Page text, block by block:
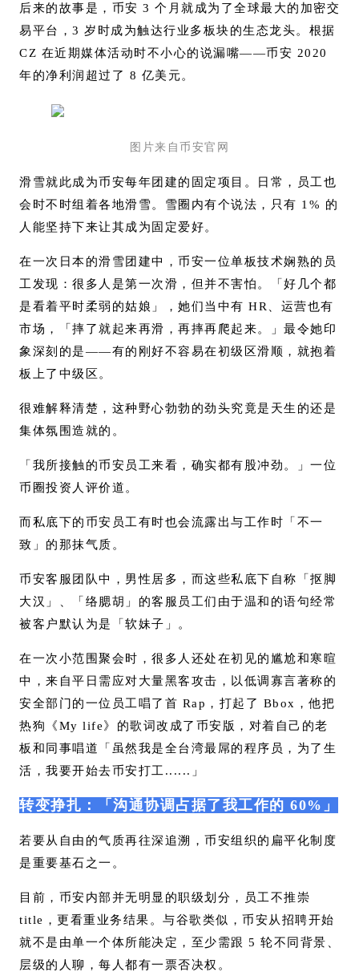
后来的故事是，币安 3 个月就成为了全球最大的加密交
易平台，3 岁时成为触达行业多板块的生态龙头。根据
CZ 在近期媒体活动时不小心的说漏嘴——币安 2020
年的净利润超过了 8 亿美元。
图片来自币安官网
滑雪就此成为币安每年团建的固定项目。日常，员工也
会时不时组着各地滑雪。雪圈内有个说法，只有 1% 的
人能坚持下来让其成为固定爱好。
在一次日本的滑雪团建中，币安一位单板技术娴熟的员
工发现：很多人是第一次滑，但并不害怕。「好几个都
是看着平时柔弱的姑娘」，她们当中有 HR、运营也有
市场，「摔了就起来再滑，再摔再爬起来。」最令她印
象深刻的是——有的刚好不容易在初级区滑顺，就抱着
板上了中级区。
很难解释清楚，这种野心勃勃的劲头究竟是天生的还是
集体氛围造就的。
「我所接触的币安员工来看，确实都有股冲劲。」一位
币圈投资人评价道。
而私底下的币安员工有时也会流露出与工作时「不一
致」的那抹气质。
币安客服团队中，男性居多，而这些私底下自称「抠脚
大汉」、「络腮胡」的客服员工们由于温和的语句经常
被客户默认为是「软妹子」。
在一次小范围聚会时，很多人还处在初见的尴尬和寒暄
中，来自平日需应对大量黑客攻击，以低调寡言著称的
安全部门的一位员工唱了首 Rap，打起了 Bbox，他把
热狗《My life》的歌词改成了币安版，对着自己的老
板和同事唱道「虽然我是全台湾最屌的程序员，为了生
活，我要开始去币安打工......」
转变挣扎：「沟通协调占据了我工作的 60%」
若要从自由的气质再往深追溯，币安组织的扁平化制度
是重要基石之一。
目前，币安内部并无明显的职级划分，员工不推崇
title，更看重业务结果。与谷歌类似，币安从招聘开始
就不是由单一个体所能决定，至少需跟 5 轮不同背景、
层级的人聊，每人都有一票否决权。